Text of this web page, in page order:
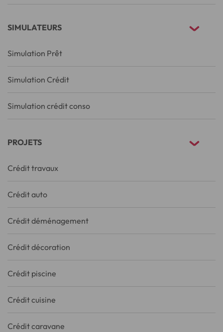
SIMULATEURS
Simulation Prêt
Simulation Crédit
Simulation crédit conso
PROJETS
Crédit travaux
Crédit auto
Crédit déménagement
Crédit décoration
Crédit piscine
Crédit cuisine
Crédit caravane